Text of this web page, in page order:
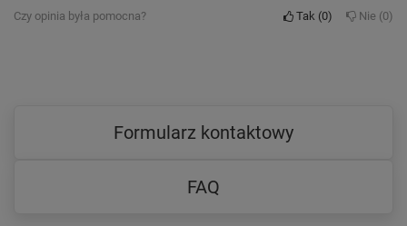
Czy opinia była pomocna?
Tak 0 Nie 0
Formularz kontaktowy
FAQ